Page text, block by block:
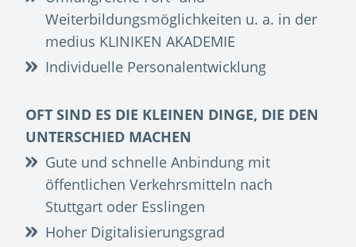
Weiterbildungsmöglichkeiten u. a. in der
medius KLINIKEN AKADEMIE
Individuelle Personalentwicklung
OFT SIND ES DIE KLEINEN DINGE, DIE DEN
UNTERSCHIED MACHEN
Gute und schnelle Anbindung mit
öffentlichen Verkehrsmitteln nach
Stuttgart oder Esslingen
Hoher Digitalisierungsgrad